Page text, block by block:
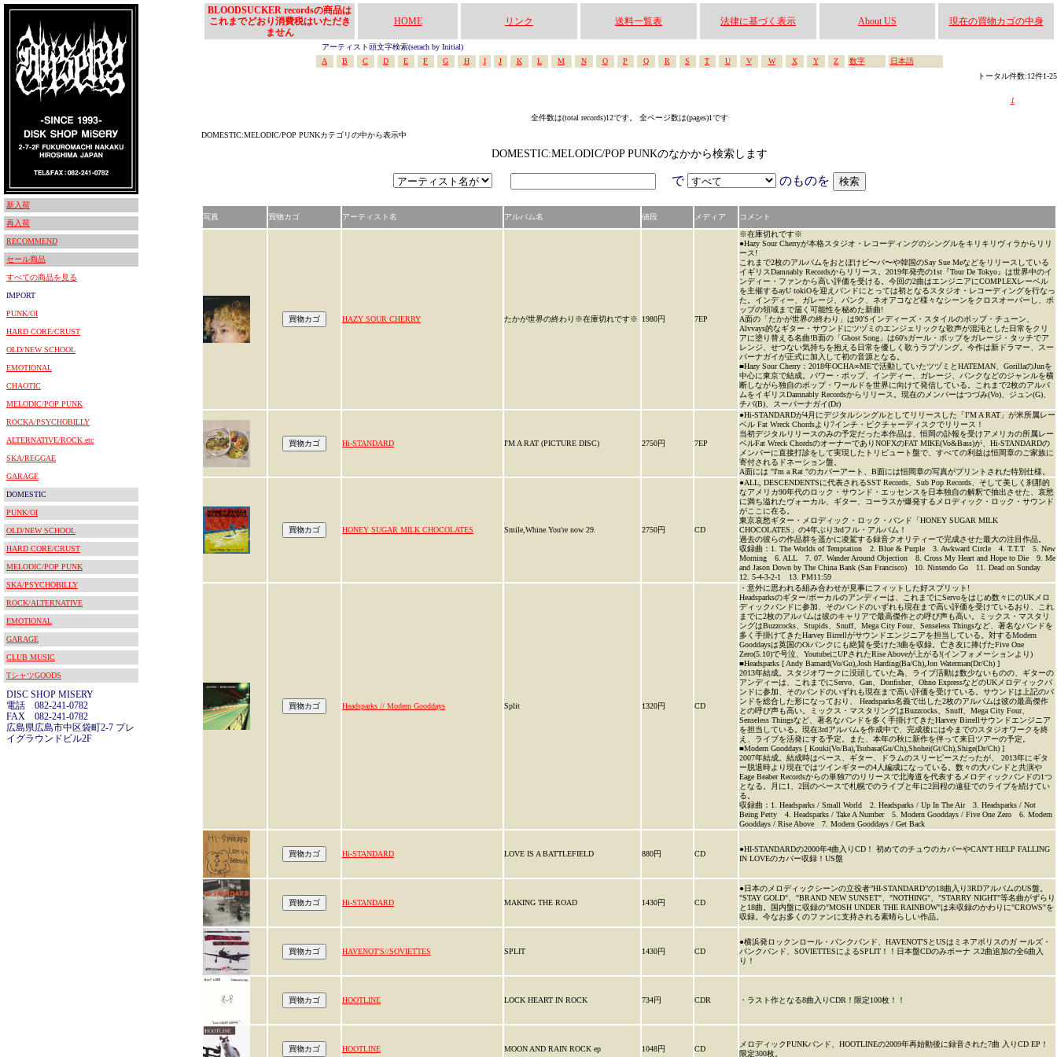
新入荷
再入荷
RECOMMEND
セール商品
すべての商品を見る
IMPORT
PUNK/OI
HARD CORE/CRUST
OLD/NEW SCHOOL
EMOTIONAL
CHAOTIC
MELODIC/POP PUNK
ROCKA/PSYCHOBILLY
ALTERNATIVE/ROCK etc
SKA/REGGAE
GARAGE
DOMESTIC
PUNK/OI
OLD/NEW SCHOOL
HARD CORE/CRUST
MELODIC/POP PUNK
SKA/PSYCHOBILLY
ROCK/ALTERNATIVE
EMOTIONAL
GARAGE
CLUB MUSIC
TシャツGOODS
DISC SHOP MISERY
電話 082-241-0782
FAX 082-241-0782
広島県広島市中区袋町2-7 プレ
イグラウンドビル2F
BLOODSUCKER recordsの商品は
これまでどおり消費税はいただき
ません
HOME リンク 送料一覧表 法律に基づく表示 About US 現在の買物カゴの中身
アーティスト頭文字検索(serach by Initial)
A
B C D E F G H I J K L M N O P Q R S T U V W X Y Z 数字
日本語
トータル件数:12件1-25
1
全件数は(total records)12です。 全ページ数は(pages)1です
DOMESTIC:MELODIC/POP PUNKカテゴリの中から表示中
DOMESTIC:MELODIC/POP PUNKのなかから検索します
で のものを
写真 買物カゴ アーティスト名 アルバム名 値段 メディア コメント
HAZY SOUR CHERRY たかが世界の終わり※在庫切れです※ 1980円 7EP
※在庫切れです※
●Hazy Sour Cherryが本格スタジオ・レコーディングのシングルをキリキリヴィラからリリ
ース!
これまで2枚のアルバムをおとぼけビ〜バ〜や韓国のSay Sue Meなどをリリースしている
イギリスDamnably Recordsからリリース。2019年発売の1st『Tour De Tokyo』は世界中のイ
ンディー・ファンから高い評価を受ける。今回の2曲はエンジニアにCOMPLEXレーベル
を主催するayU tokiOを迎えバンドにとっては初となるスタジオ・レコーディングを行なっ
た。インディー、ガレージ、パンク、ネオアコなど様々なシーンをクロスオーバーし、ポ
ップの領域まで届く可能性を秘めた新曲!
A面の「たかが世界の終わり」は90'Sインディーズ・スタイルのポップ・チューン、
Alvvays的なギター・サウンドにツヅミのエンジェリックな歌声が混沌とした日常をクリ
アに塗り替える名曲!B面の「Ghost Song」は60'sガール・ポップをガレージ・タッチでア
レンジ、せつない気持ちを抱える日常を優しく歌うラブソング。今作は新ドラマー、スー
パーナガイが正式に加入して初の音源となる。
■Hazy Sour Cherry：2018年OCHA∞MEで活動していたツヅミとHATEMAN、GorillaのJunを
中心に東京で結成。パワー・ポップ、インディー、ガレージ、パンクなどのジャンルを横
断しながら独自のポップ・ワールドを世界に向けて発信している。これまで2枚のアルバ
ムをイギリスDamnably Recordsからリリース。現在のメンバーはつづみ(Vo)、ジュン(G)、
チバ(B)、スーパーナガイ(Dr)
Hi-STANDARD I'M A RAT (PICTURE DISC) 2750円 7EP
●Hi-STANDARDが4月にデジタルシングルとしてリリースした「I’M A RAT」が米所属レー
ベル Fat Wreck Chordsより7インチ・ピクチャーディスクでリリース！
当初デジタルリリースのみの予定だった本作品は、恒岡の訃報を受けアメリカの所属レー
ベルFat Wreck ChordsのオーナーでありNOFXのFAT MIKE(Vo&Bass)が、Hi-STANDARDの
メンバーに直接打診をして実現したトリビュート盤で、すべての利益は恒岡章のご家族に
寄付されるドネーション盤。
A面には "I'm a Rat "のカバーアート、B面には恒岡章の写真がプリントされた特別仕様。
HONEY SUGAR MILK CHOCOLATES Smile,Whine.You're now 29. 2750円 CD
●ALL, DESCENDENTSに代表されるSST Records、Sub Pop Records、そして美しく刹那的
なアメリカ90年代のロック・サウンド・エッセンスを日本独自の解釈で抽出させた、哀愁
に満ち溢れたヴォーカル、ギター、コーラスが爆発するメロディック・ロック・サウンド
がここに在る。
東京哀愁ギター・メロディック・ロック・バンド「HONEY SUGAR MILK
CHOCOLATES」の4年ぶり3rdフル・アルバム！
過去の彼らの作品群を遥かに凌駕する録音クオリティーで完成させた最大の注目作品。
収録曲：1. The Worlds of Temptation 2. Blue & Purple 3. Awkward Circle 4. T.T.T 5. New
Morning 6. ALL 7. 07. Wander Around Objection 8. Cross My Heart and Hope to Die 9. Me
and Jason Down by The China Bank (San Francisco) 10. Nintendo Go 11. Dead on Sunday
12. 5-4-3-2-1 13. PM11:59
Headsparks // Modern Gooddays Split 1320円 CD
・意外に思われる組み合わせが見事にフィットした好スプリット!
Headsparksのギター/ボーカルのアンディーは、これまでにServoをはじめ数々にのUKメロ
ディックバンドに参加、そのバンドのいずれも現在まで高い評価を受けているおり、これ
までに2枚のアルバムは彼のキャリアで最高傑作との呼び声も高い。ミックス・マスタリ
ングはBuzzcocks、Stupids、Snuff、Mega City Four、Senseless Thingsなど、著名なバンドを
多く手掛けてきたHarvey Birrellがサウンドエンジニアを担当している。対するModern
Gooddaysは英国のOiパンクにも絶賛を受けた3曲を収録。亡き友に捧げたFive One
Zero(5.10)で号泣、YoutubeにUPされたRise Aboveが上がる!(インフォメーションより)
■Headsparks [ Andy Barnard(Vo/Gu),Josh Harding(Ba/Ch),Jon Waterman(Dr/Ch) ]
2013年結成。スタジオワークに没頭していた為、ライブ活動は数少ないものの、ギターの
アンディーは、これまでにServo、Gan、Donfisher、Ohno ExpressなどのUKメロディックバ
ンドに参加、そのバンドのいずれも現在まで高い評価を受けている。サウンドは上記のバ
ンドを総合した形になっており、 Headsparks名義で出した2枚のアルバムは彼の最高傑作
との呼び声も高い。ミックス・マスタリングはBuzzcocks、Snuff、Mega City Four、
Senseless Thingsなど、著名なバンドを多く手掛けてきたHarvey Birrellサウンドエンジニア
を担当している。現在3rdアルバムを作成中で、完成後には今までのスタジオワークを終
え、ライブを活発にする予定。また、本年の秋に新作を伴って来日ツアーの予定。
■Modern Gooddays [ Kouki(Vo/Ba),Tsubasa(Gu/Ch),Shohei(Gt/Ch),Shige(Dr/Ch) ]
2007年結成。結成時はベース、ギター、ドラムのスリーピースだったが、 2013年にギタ
ー脱退時より現在ではツインギターの4人編成になっている。数々の大バンドと共演や
Eage Beaber Recordsからの単独7"のリリースで北海道を代表するメロディックバンドの1つ
となる。月に1、2回のペースで札幌でのライブと年に2回程の遠征でのライブを続けてい
る。
収録曲：1. Headsparks / Small World 2. Headsparks / Up In The Air 3. Headsparks / Not
Being Petty 4. Headsparks / Take A Number 5. Modern Gooddays / Five One Zero 6. Modern
Gooddays / Rise Above 7. Modern Gooddays / Get Back
Hi-STANDARD LOVE IS A BATTLEFIELD 880円 CD
●HI-STANDARDの2000年4曲入りCD！ 初めてのチュウのカバーやCAN'T HELP FALLING
IN LOVEのカバー収録！US盤
Hi-STANDARD MAKING THE ROAD 1430円 CD
●日本のメロディックシーンの立役者”HI-STANDARD”の18曲入り3RDアルバムのUS盤。
"STAY GOLD"、"BRAND NEW SUNSET"、"NOTHING"、"STARRY NIGHT"等名曲がずらり
と18曲。国内盤に収録の"MOSH UNDER THE RAINBOW"は未収録のかわりに"CROWS"を
収録。今なお多くのファンに支持される素晴らしい作品。
HAVENOT'S//SOVIETTES SPLIT 1430円 CD
●横浜発ロックンロール・パンクバンド、HAVENOT'SとUSはミネアポリスのガ ールズ・
パンクバンド、SOVIETTESによるSPLIT！！日本盤CDのみボーナ ス2曲追加の全6曲入
り！
HOOTLINE LOCK HEART IN ROCK 734円 CDR ・ラスト作となる8曲入りCDR！限定100枚！！
HOOTLINE MOON AND RAIN ROCK ep 1048円 CD
メロディックPUNKバンド、HOOTLINEの2009年再始動後に録音された7曲 入りCD EP！
限定300枚。